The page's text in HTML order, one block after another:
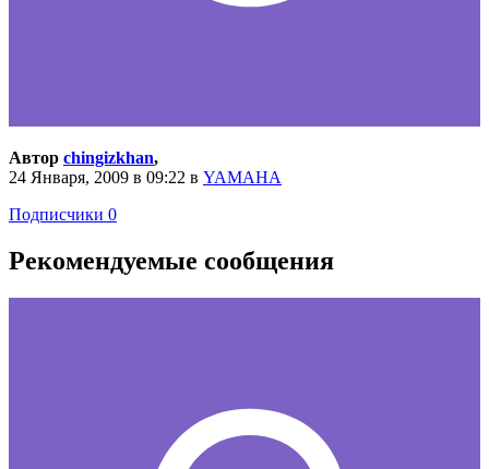
Автор chingizkhan,
24 Января, 2009 в 09:22 в YAMAHA
Подписчики 0
Рекомендуемые сообщения